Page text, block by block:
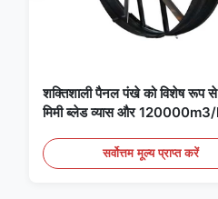
शक्तिशाली पैनल पंखे को विशेष रूप
मिमी ब्लेड व्यास और 120000m3/
है
सर्वोत्तम मूल्य प्राप्त करें